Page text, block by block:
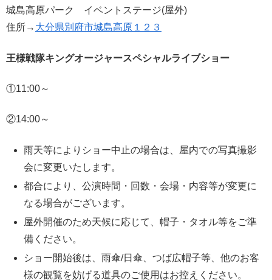
城島高原パーク イベントステージ(屋外)
住所→ 大分県別府市城島高原１２３
王様戦隊キングオージャースペシャルライブショー
①11:00～
②14:00～
雨天等によりショー中止の場合は、屋内での写真撮影
会に変更いたします。
都合により、公演時間・回数・会場・内容等が変更に
なる場合がございます。
屋外開催のため天候に応じて、帽子・タオル等をご準
備ください。
ショー開始後は、雨傘/日傘、つば広帽子等、他のお客
様の観覧を妨げる道具のご使用はお控えください。